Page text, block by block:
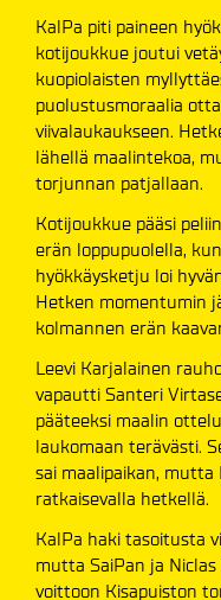
KalPa piti paineen
kotijoukkue joutui
kuopiolaisten
puolustusmoraalia
viivalaukaukseen.
lähellä maalintekoa,
torjunnan patjallaan.
Kotijoukkue pääsi
erän loppupuolella, kun
hyökkäysketju loi
Hetken momentumin
kolmannen erän
Leevi Karjalainen
vapautti Santeri
pääteeksi maalin
laukomaan terävästi.
sai maalipaikan,
ratkaisevalla hetkellä.
KalPa haki tasoitusta
mutta SaiPan ja
voittoon Kisapuiston